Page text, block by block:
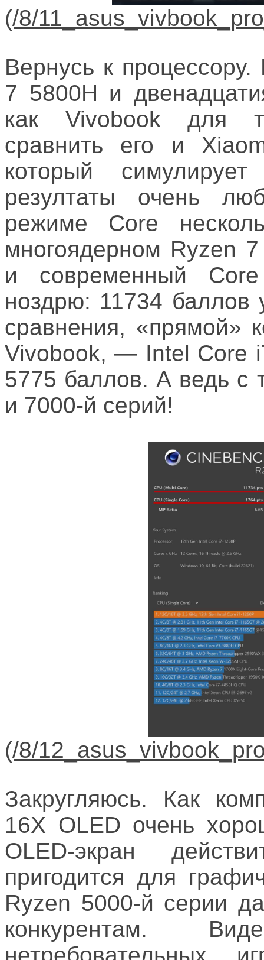
Вернусь к
7 5800H и
как Vivobook для
сравнить его и
который
резултаты очень
режиме Core
многоядерном Ryzen
и современный
ноздрю: 11734 баллов
сравнения, «прямой»
Vivobook, — Intel Core
5775 баллов. А ведь с
и 7000-й серий!
Закругляюсь. Как
16X OLED очень
OLED-экран
пригодится для
Ryzen 5000-й серии
конкурентам.